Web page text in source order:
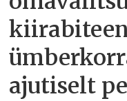
ajutiselt